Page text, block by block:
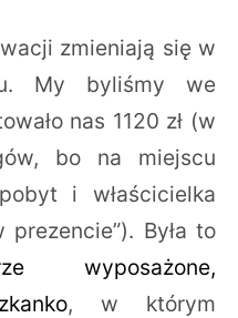
zmieniają się w
My byliśmy we
nas 1120 zł (w
bo na miejscu
i właścicielka
prezencie”). Była to
wyposażone,
, w którym